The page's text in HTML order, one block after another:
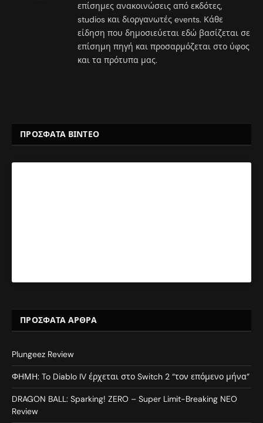
επίσημες ανακοινώσεις από εκδότες,
studios και διοργανωτές events. Κάθε
είδηση που δημοσιεύεται εδώ βασίζεται σε
επίσημη πηγή και προσαρμόζεται στο ύφος
και τα πρότυπα μας.
ΠΡΟΣΦΑΤΑ ΒΙΝΤΕΟ
ΠΡΌΣΦΑΤΑ ΆΡΘΡΑ
Plungeez Review
ΦΗΜΗ: To Diablo IV έρχεται στο Switch 2 “τον επόμενο μήνα”
DRAGON BALL: Sparking! ZERO – Super Limit-Breaking NEO
Review